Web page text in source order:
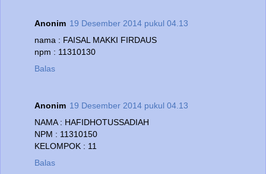
Anonim 19 Desember 2014 pukul 04.13
nama : FAISAL MAKKI FIRDAUS
npm : 11310130
Balas
Anonim 19 Desember 2014 pukul 04.13
NAMA : HAFIDHOTUSSADIAH
NPM : 11310150
KELOMPOK : 11
Balas